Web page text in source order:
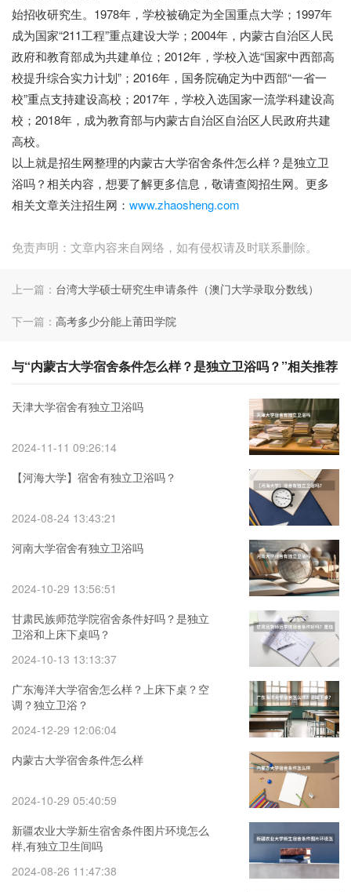
始招收研究生。1978年，学校被确定为全国重点大学；1997年
成为国家“211工程”重点建设大学；2004年，内蒙古自治区人民
政府和教育部成为共建单位；2012年，学校入选“国家中西部高
校提升综合实力计划”；2016年，国务院确定为中西部“一省一
校”重点支持建设高校；2017年，学校入选国家一流学科建设高
校；2018年，成为教育部与内蒙古自治区自治区人民政府共建
高校。
以上就是招生网整理的内蒙古大学宿舍条件怎么样？是独立卫
浴吗？相关内容，想要了解更多信息，敬请查阅招生网。更多
相关文章关注招生网： www.zhaosheng.com
免责声明：文章内容来自网络，如有侵权请及时联系删除。
上一篇： 台湾大学硕士研究生申请条件（澳门大学录取分数线）
下一篇： 高考多少分能上莆田学院
与“内蒙古大学宿舍条件怎么样？是独立卫浴吗？”相关推荐
天津大学宿舍有独立卫浴吗
2024-11-11 09:26:14
【河海大学】宿舍有独立卫浴吗？
2024-08-24 13:43:21
河南大学宿舍有独立卫浴吗
2024-10-29 13:56:51
甘肃民族师范学院宿舍条件好吗？是独立
卫浴和上床下桌吗？
2024-10-13 13:13:37
广东海洋大学宿舍怎么样？上床下桌？空
调？独立卫浴？
2024-12-29 12:06:04
内蒙古大学宿舍条件怎么样
2024-10-29 05:40:59
新疆农业大学新生宿舍条件图片环境怎么
样,有独立卫生间吗
2024-08-26 11:47:38